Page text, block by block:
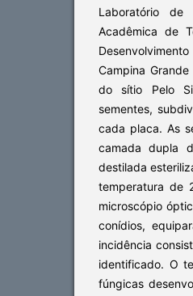
Laboratório de
Acadêmica de
Campina
do sítio Pelo
sementes,
cada placa. As
camada dupla
destilada
temperatura de
microscópio
conídios,
incidência
identificado. O
fúngicas